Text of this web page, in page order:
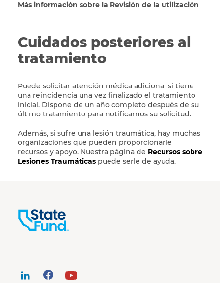
Más información sobre la Revisión de la utilización
Cuidados posteriores al
tratamiento
Puede solicitar atención médica adicional si tiene
una reincidencia una vez finalizado el tratamiento
inicial. Dispone de un año completo después de su
último tratamiento para notificarnos su solicitud.
Además, si sufre una lesión traumática, hay muchas
organizaciones que pueden proporcionarle
recursos y apoyo. Nuestra página de Recursos sobre
Lesiones Traumáticas puede serle de ayuda.